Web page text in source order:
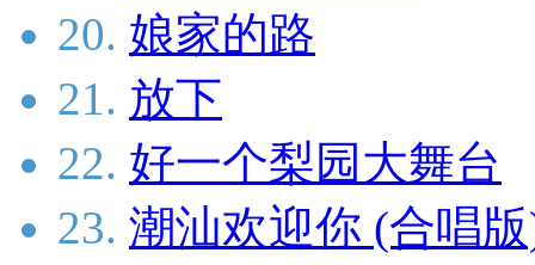
20. 娘家的路
21. 放下
22. 好一个梨园大舞台
23. 潮汕欢迎你 (合唱